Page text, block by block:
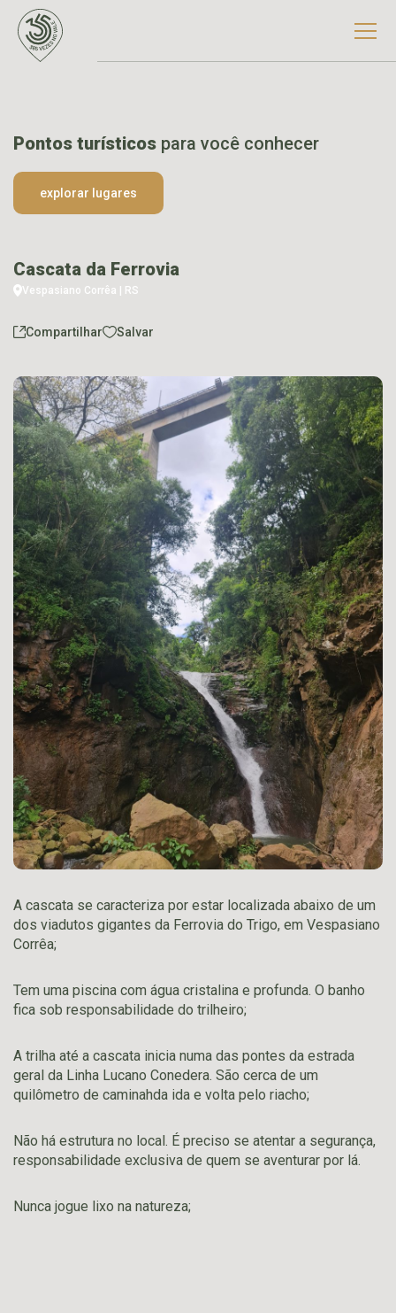
Pontos turísticos para você conhecer
explorar lugares
Cascata da Ferrovia
Vespasiano Corrêa | RS
Compartilhar Salvar
A cascata se caracteriza por estar localizada abaixo de um
dos viadutos gigantes da Ferrovia do Trigo, em Vespasiano
Corrêa;
Tem uma piscina com água cristalina e profunda. O banho
fica sob responsabilidade do trilheiro;
A trilha até a cascata inicia numa das pontes da estrada
geral da Linha Lucano Conedera. São cerca de um
quilômetro de caminahda ida e volta pelo riacho;
Não há estrutura no local. É preciso se atentar a segurança,
responsabilidade exclusiva de quem se aventurar por lá.
Nunca jogue lixo na natureza;